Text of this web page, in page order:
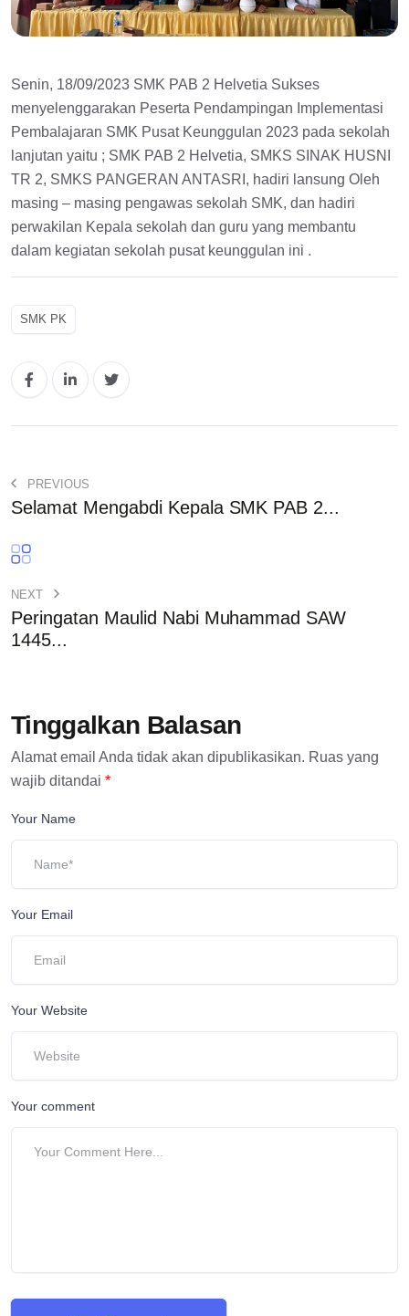
Senin, 18/09/2023 SMK PAB 2 Helvetia Sukses
menyelenggarakan Peserta Pendampingan Implementasi
Pembalajaran SMK Pusat Keunggulan 2023 pada sekolah
lanjutan yaitu ; SMK PAB 2 Helvetia, SMKS SINAK HUSNI
TR 2, SMKS PANGERAN ANTASRI, hadiri lansung Oleh
masing – masing pengawas sekolah SMK, dan hadiri
perwakilan Kepala sekolah dan guru yang membantu
dalam kegiatan sekolah pusat keunggulan ini .
SMK PK
PREVIOUS
Selamat Mengabdi Kepala SMK PAB 2...
NEXT
Peringatan Maulid Nabi Muhammad SAW
1445...
Tinggalkan Balasan
Alamat email Anda tidak akan dipublikasikan. Ruas yang
wajib ditandai *
Your Name
Your Email
Your Website
Your comment